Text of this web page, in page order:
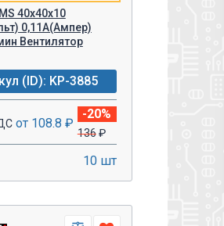
40х40х10
0,11A(Ампер)
Вентилятор
(ID): KP-3885
от 108.8 ₽
-20%
136₽
10 шт